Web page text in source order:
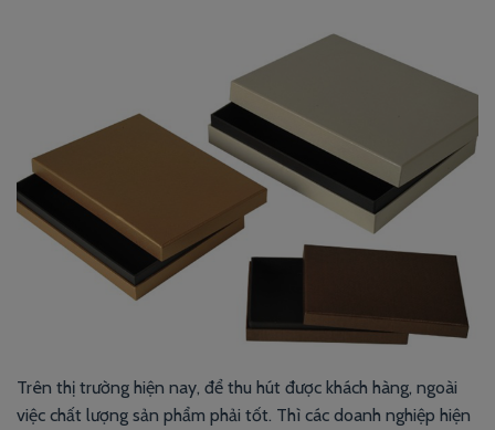
Trên thị trường hiện nay, để thu hút được khách hàng, ngoài
việc chất lượng sản phẩm phải tốt. Thì các doanh nghiệp hiện